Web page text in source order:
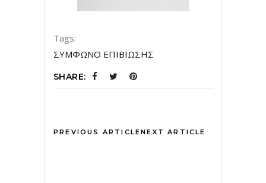
Tags:
ΣΥΜΦΩΝΟ ΕΠΙΒΙΩΣΗΣ
SHARE:
PREVIOUS ARTICLENEXT ARTICLE